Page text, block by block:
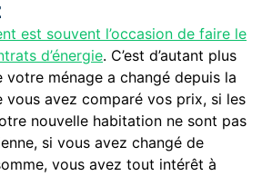
est souvent l’occasion de faire le
d’énergie. C’est d’autant plus
ménage a changé depuis la
vous avez comparé vos prix, si les
nouvelle habitation ne sont pas
si vous avez changé de
vous avez tout intérêt à